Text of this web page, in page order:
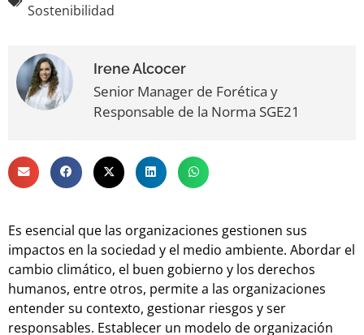
Sostenibilidad
Irene Alcocer
Senior Manager de Forética y
Responsable de la Norma SGE21
Es esencial que las organizaciones gestionen sus
impactos en la sociedad y el medio ambiente. Abordar el
cambio climático, el buen gobierno y los derechos
humanos, entre otros, permite a las organizaciones
entender su contexto, gestionar riesgos y ser
responsables. Establecer un modelo de organización